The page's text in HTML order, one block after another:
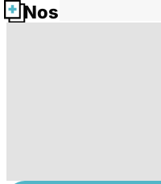
Nos fiches santé